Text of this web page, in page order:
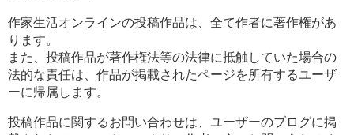
作家生活オンラインの投稿作品は、全て作者に著作権があ
ります。
また、投稿作品が著作権法等の法律に抵触していた場合の
法的な責任は、作品が掲載されたページを所有するユーザ
ーに帰属します。
投稿作品に関するお問い合わせは、ユーザーのブログに掲